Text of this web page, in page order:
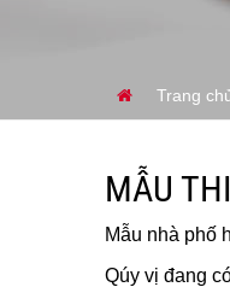
Trang
MẪU
Mẫu nhà phố
Qúy vị đang